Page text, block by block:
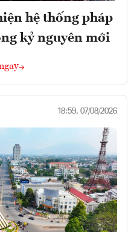
hệ thống pháp
kỷ nguyên mới
18:59, 07/08/2026